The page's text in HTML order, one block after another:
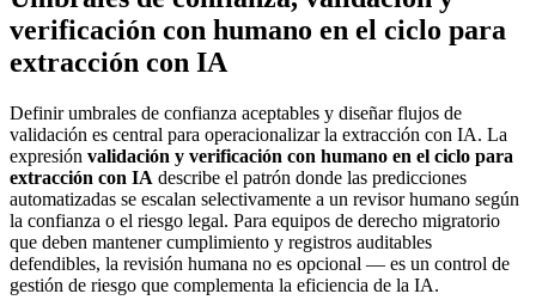
verificación con humano en el ciclo para
extracción con IA
Definir umbrales de confianza aceptables y diseñar flujos de
validación es central para operacionalizar la extracción con IA. La
expresión validación y verificación con humano en el ciclo para
extracción con IA describe el patrón donde las predicciones
automatizadas se escalan selectivamente a un revisor humano según
la confianza o el riesgo legal. Para equipos de derecho migratorio
que deben mantener cumplimiento y registros auditables
defendibles, la revisión humana no es opcional — es un control de
gestión de riesgo que complementa la eficiencia de la IA.